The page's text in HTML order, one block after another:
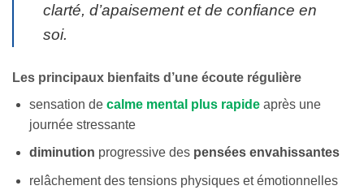
clarté, d’apaisement et de confiance en
soi.
Les principaux bienfaits d’une écoute régulière
sensation de calme mental plus rapideaprès une
journée stressante
diminution progressive des pensées envahissantes
relâchement des tensions physiques et émotionnelles